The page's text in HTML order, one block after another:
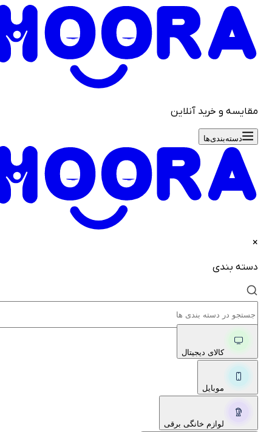
و خرید آنلاین
دسته‌بندی‌ها
بندی
کالای دیجیتال
موبایل
لوازم خانگی برقی